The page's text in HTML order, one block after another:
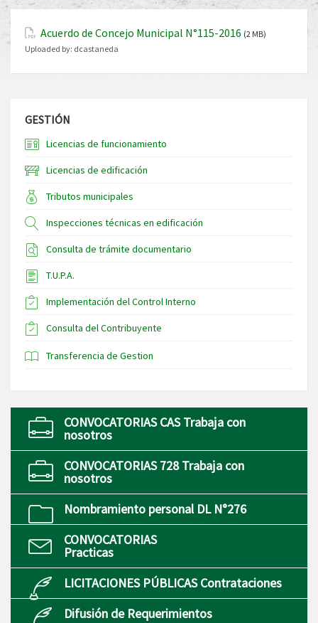
Acuerdo de Concejo Municipal N°115-2016 (2 MB)
Uploaded by: dcastaneda
GESTIÓN
Licencias de funcionamiento
Licencias de edificación
Tributos municipales
Inspecciones técnicas en edificación
Consulta de trámite documentario
T.U.P.A.
Implementación del Control Interno
Consulta del Contribuyente
Transferencia de Gestion
CONVOCATORIAS CAS Trabaja con
nosotros
CONVOCATORIAS 728 Trabaja con
nosotros
Nombramiento personal DL N°276
CONVOCATORIAS
Practicas
LICITACIONES PÚBLICAS Contrataciones
Difusión de Requerimientos